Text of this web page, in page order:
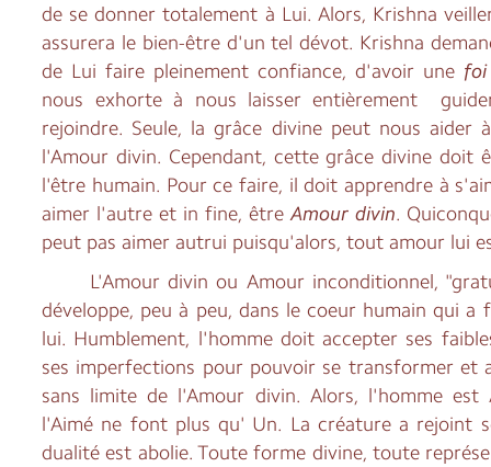
de se donner totalement à Lui. Alors, Krishna
assurera le bien-être d'un tel dévot. Krishna
de Lui faire pleinement confiance, d'avoir une foi
nous exhorte à nous laisser entièrement
rejoindre. Seule, la grâce divine peut nous aider
l'Amour divin. Cependant, cette grâce divine doit
l'être humain. Pour ce faire, il doit apprendre à
aimer l'autre et in fine, êtreAmour divin.
peut pas aimer autrui puisqu'alors, tout amour lui
L'Amour divin ou Amour inconditionnel,
développe, peu à peu, dans le coeur humain qui
lui. Humblement, l'homme doit accepter ses
ses imperfections pour pouvoir se transformer et
sans limite de l'Amour divin. Alors, l'homme est
l'Aimé ne font plus qu' Un. La créature a rejoint
dualité est abolie. Toute forme divine, toute